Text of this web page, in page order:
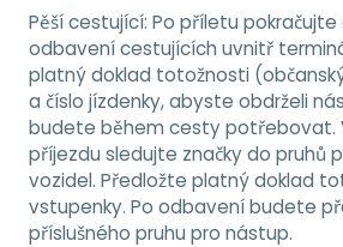
Pěší cestující: Po příletu
odbavení cestujících uvnitř
platný doklad totožnosti
a číslo jízdenky, abyste obdrželi
budete během cesty potřebovat.
příjezdu sledujte značky do pruhů
vozidel. Předložte platný doklad
vstupenky. Po odbavení budete
příslušného pruhu pro nástup.